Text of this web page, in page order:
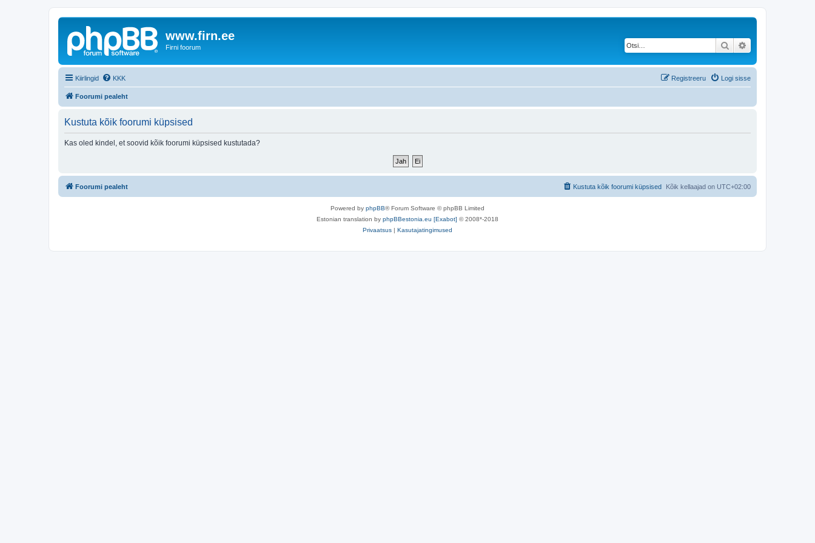
www.firn.ee
Firni foorum Otsi
Kiirlingid KKK Logi sisse
Registreeru
Foorumi pealeht
Kustuta kõik foorumi küpsised
Kas oled kindel, et soovid kõik foorumi küpsised kustutada?
Foorumi pealeht Kõik kellaajad on UTC+02:00
Kustuta kõik foorumi küpsised
Powered by phpBB® Forum Software © phpBB Limited
Estonian translation by phpBBestonia.eu [Exabot] © 2008*-2018
Privaatsus | Kasutajatingimused